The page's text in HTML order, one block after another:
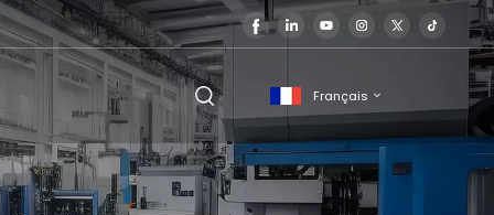
Français
English